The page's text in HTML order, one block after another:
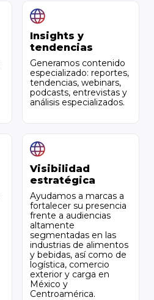
Insights y
tendencias
Generamos contenido
especializado: reportes,
tendencias, webinars,
podcasts, entrevistas y
análisis especializados.
Visibilidad
estratégica
Ayudamos a marcas a
fortalecer su presencia
frente a audiencias
altamente
segmentadas en las
industrias de alimentos
y bebidas, así como de
logística, comercio
exterior y carga en
México y
Centroamérica.